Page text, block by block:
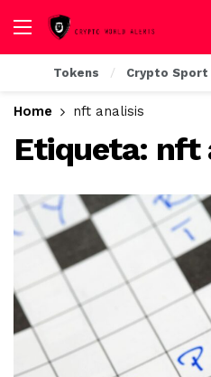
Tokens Crypto Sport
Home nft analisis
Etiqueta: nft